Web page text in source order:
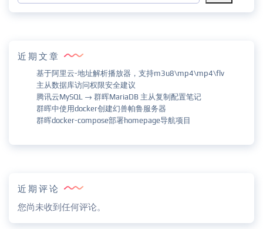
近期文章
基于阿里云-地址解析播放器，支持m3u8\mp4\mp4\flv
主从数据库访问权限安全建议
腾讯云MySQL → 群晖MariaDB 主从复制配置笔记
群晖中使用docker创建幻兽帕鲁服务器
群晖docker-compose部署homepage导航项目
近期评论
您尚未收到任何评论。